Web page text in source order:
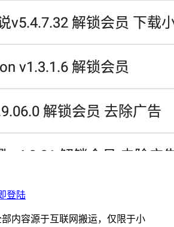
登陆
内容源于互联网搬运，仅限于小